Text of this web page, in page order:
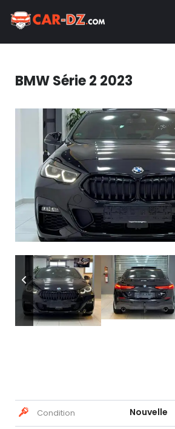
BMW Série 2 2023
Condition Nouvelle